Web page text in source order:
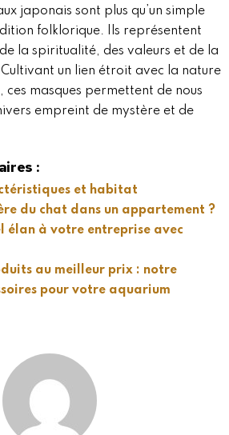
japonais sont plus qu’un simple
folklorique. Ils représentent
de la spiritualité, des valeurs et de la
un lien étroit avec la nature
ces masques permettent de nous
empreint de mystère et de
:
et habitat
du chat dans un appartement ?
élan à votre entreprise avec
au meilleur prix : notre
pour votre aquarium